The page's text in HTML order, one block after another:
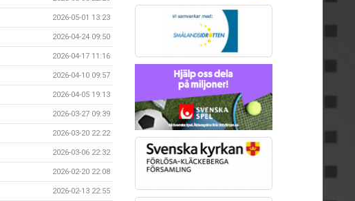
2026-05-01 13:23
2026-04-24 09:50
2026-04-17 11:16
2026-04-10 09:57
2026-04-05 19:13
2026-03-27 09:39
2026-03-20 22:22
2026-03-06 22:32
2026-02-20 22:08
2026-02-13 22:55